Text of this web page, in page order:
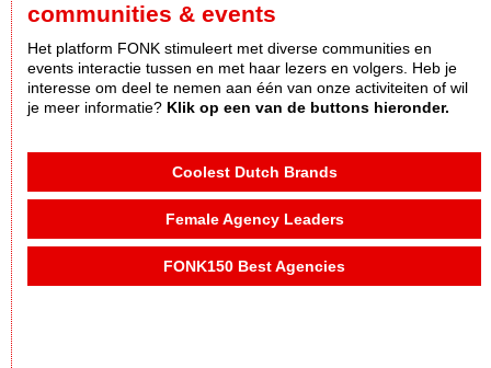
communities & events
Het platform FONK stimuleert met diverse communities en
events interactie tussen en met haar lezers en volgers. Heb je
interesse om deel te nemen aan één van onze activiteiten of wil
je meer informatie? Klik op een van de buttons hieronder.
Coolest Dutch Brands
Female Agency Leaders
FONK150 Best Agencies